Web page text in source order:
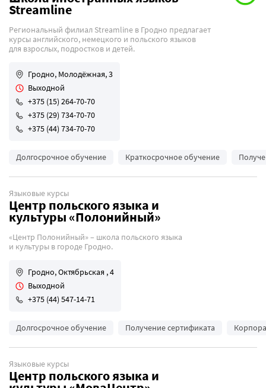
Streamline
Региональный филиал Streamline в Гродно предлагает
курсы английского, немецкого и польского языков
для взрослых, подростков и детей.
Гродно, Молодёжная, 3
Выходной
+375 (15) 264-70-70
+375 (29) 734-70-70
+375 (44) 734-70-70
Долгосрочное обучение Краткосрочное обучение
Языковые курсы
Центр польского языка и
культуры «Полонийный»
«Центр Полонийный» – школа польского языка
и культуры в городе Гродно.
Гродно, Октябрьская , 4
Выходной
+375 (44) 547-14-71
Долгосрочное обучение Получение сертификата
Языковые курсы
Центр польского языка и